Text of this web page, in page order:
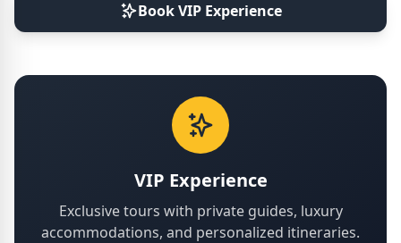
Book VIP Experience
VIP Experience
Exclusive tours with private guides, luxury
accommodations, and personalized itineraries.